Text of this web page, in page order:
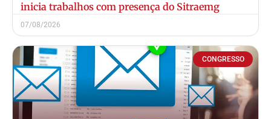
inicia trabalhos com presença do Sitraemg
07/08/2026
CONGRESSO